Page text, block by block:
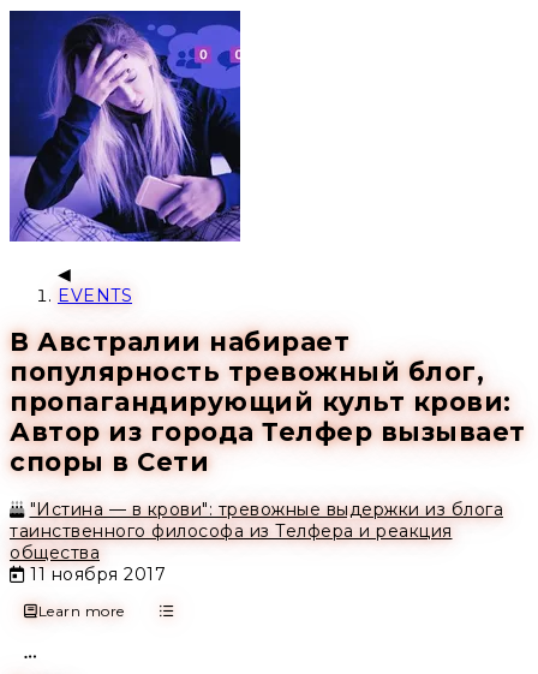
EVENTS
В Австралии набирает
популярность тревожный блог,
пропагандирующий культ крови:
Автор из города Телфер вызывает
споры в Сети
"Истина — в крови": тревожные выдержки из блога
таинственного философа из Телфера и реакция
общества
11 ноября 2017
Learn more